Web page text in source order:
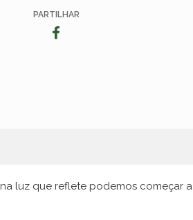
PARTILHAR
luz que reflete podemos começar a